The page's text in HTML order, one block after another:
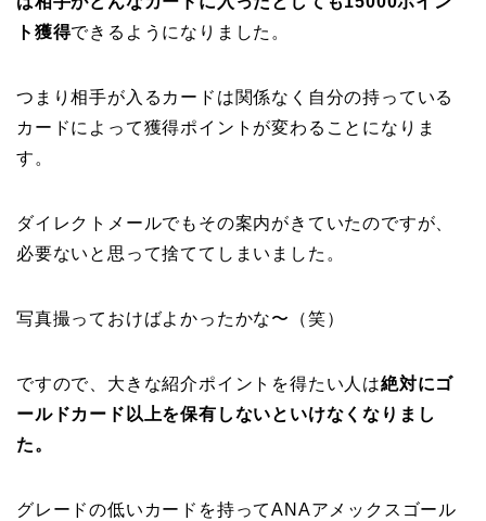
ト獲得できるようになりました。
つまり相手が入るカードは関係なく自分の持っている
カードによって獲得ポイントが変わることになりま
す。
ダイレクトメールでもその案内がきていたのですが、
必要ないと思って捨ててしまいました。
写真撮っておけばよかったかな〜（笑）
ですので、大きな紹介ポイントを得たい人は絶対にゴ
ールドカード以上を保有しないといけなくなりまし
た。
グレードの低いカードを持ってANAアメックスゴール